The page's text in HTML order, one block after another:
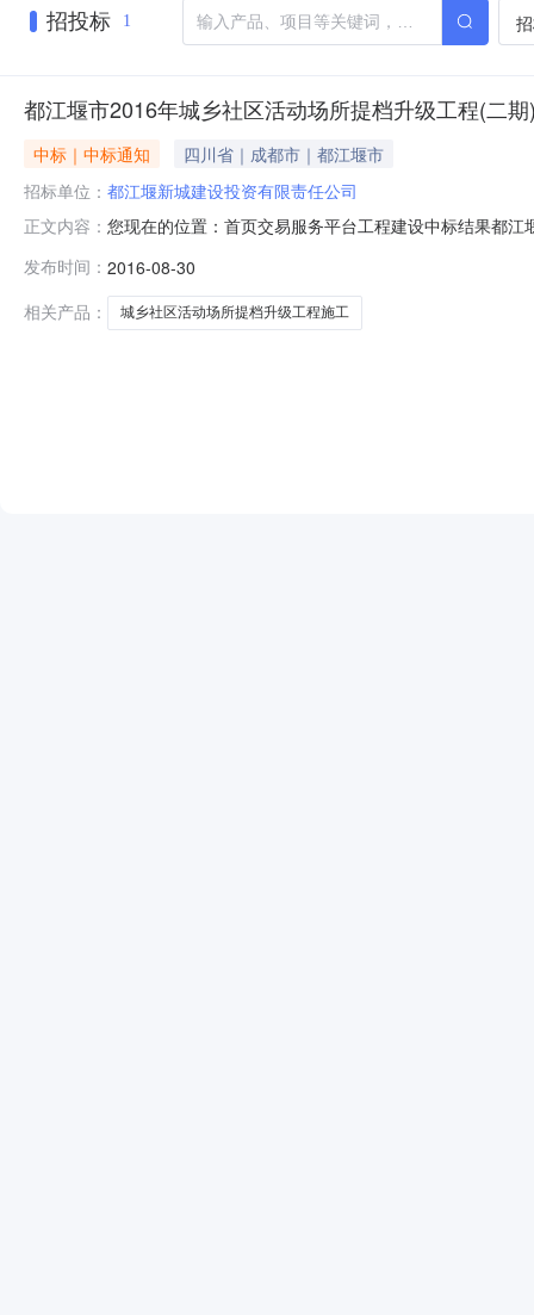
招投标 1
都江堰市2016年城乡社区活动场所提档升级工程(二
中标｜中标通知
四川省｜成都市｜都江堰市
招标单位： 都江堰新城建设投资有限责任公司
正文内容： 您现在的位置：首页交易服务平台工程建设中标结果都
社区活动场所提档升级工程（二期）施工标段项目业主
028-872
发布时间： 2016-08-30
相关产品：
城乡社区活动场所提档升级工程施工